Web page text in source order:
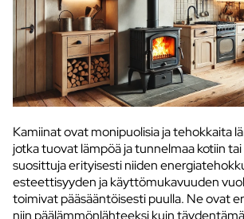
Kamiinat ovat monipuolisia ja tehokkaita
jotka tuovat lämpöä ja tunnelmaa kotiin
suosittuja erityisesti niiden
esteettisyyden ja käyttömukavuuden
toimivat pääsääntöisesti puulla. Ne ovat
niin päälämmönlähteeksi kuin